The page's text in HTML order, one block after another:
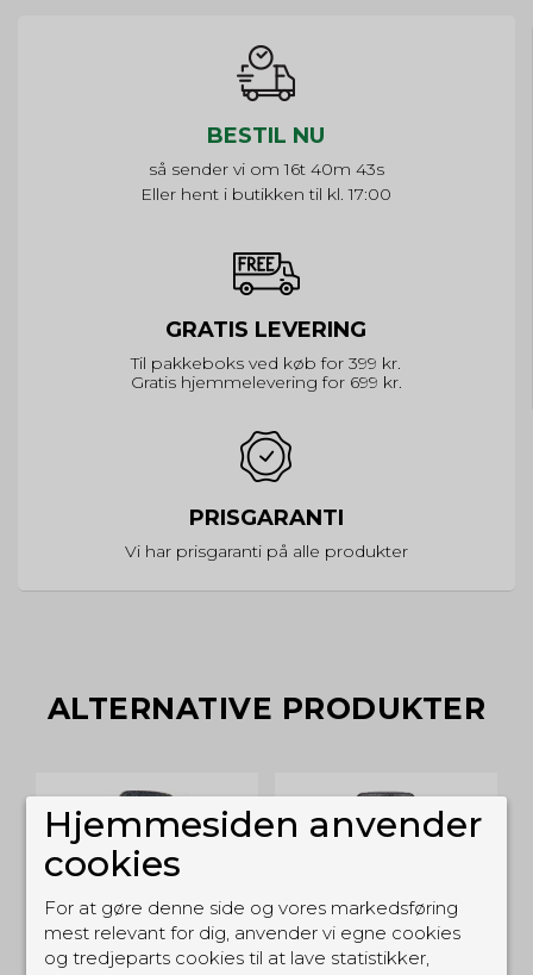
BESTIL NU
så sender vi om16t 40m 43s
Eller hent i butikken til kl. 17:00
GRATIS LEVERING
Til pakkeboks ved køb for 399 kr.
Gratis hjemmelevering for 699 kr.
PRISGARANTI
Vi har prisgaranti på alle produkter
ALTERNATIVE PRODUKTER
Hjemmesiden anvender
cookies
For at gøre denne side og vores markedsføring
mest relevant for dig, anvender vi egne cookies
og tredjeparts cookies til at lave statistikker,